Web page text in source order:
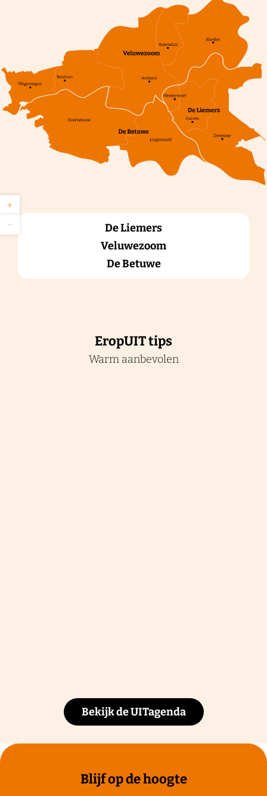
m
+
−
De Liemers
Veluwezoom
De Betuwe
EropUIT tips
Warm aanbevolen
Bekijk de UITagenda
Blijf op de hoogte